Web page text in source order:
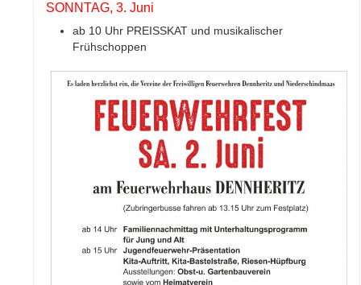
SONNTAG, 3. Juni
ab 10 Uhr PREISSKAT und musikalischer
Frühschoppen